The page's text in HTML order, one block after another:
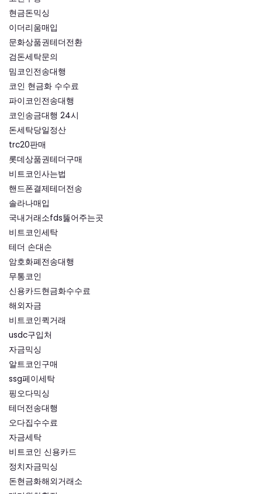
현금돈믹싱
이더리움매입
문화상품권테더전환
검돈세탁문의
밈코인전송대행
코인 현금화 수수료
파이코인전송대행
코인송금대행 24시
돈세탁당일정산
trc20판매
롯데상품권테더구매
비트코인사는법
핸드폰결제테더전송
솔라나매입
국내거래소fds뚫어주는곳
비트코인세탁
테더 손대손
암호화폐전송대행
무통코인
신용카드현금화수수료
해외자금
비트코인퀵거래
usdc구입처
자금믹싱
알트코인구매
ssg페이세탁
핑오다믹싱
테더전송대행
오다집수수료
자금세탁
비트코인 신용카드
정치자금믹싱
돈현금화해외거래소